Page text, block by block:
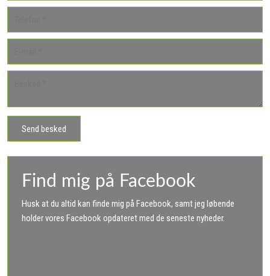
Find mig på Facebook
Husk at du altid kan finde mig på Facebook, samt jeg løbende
holder vores Facebook opdateret med de seneste nyheder.